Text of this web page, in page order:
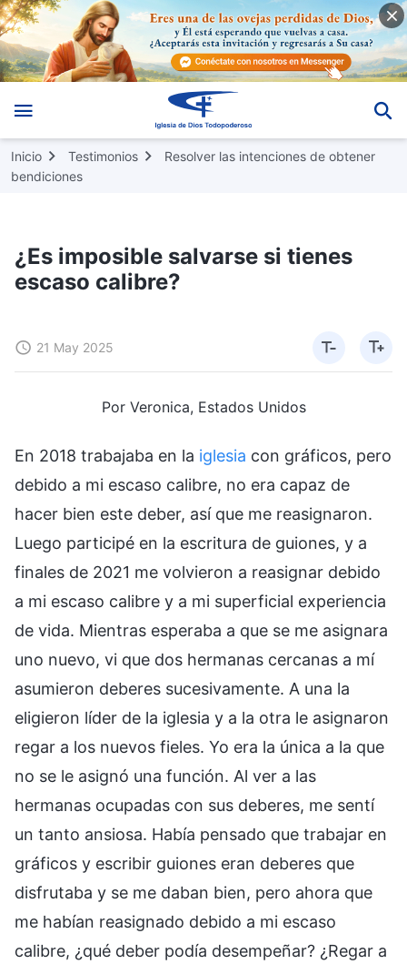
Inicio Testimonios
Resolver las intenciones de obtener
bendiciones
¿Es imposible salvarse si tienes
escaso calibre?
21 May 2025
Por Veronica, Estados Unidos
En 2018 trabajaba en la iglesia con gráficos, pero
debido a mi escaso calibre, no era capaz de
hacer bien este deber, así que me reasignaron.
Luego participé en la escritura de guiones, y a
finales de 2021 me volvieron a reasignar debido
a mi escaso calibre y a mi superficial experiencia
de vida. Mientras esperaba a que se me asignara
uno nuevo, vi que dos hermanas cercanas a mí
asumieron deberes sucesivamente. A una la
eligieron líder de la iglesia y a la otra le asignaron
regar a los nuevos fieles. Yo era la única a la que
no se le asignó una función. Al ver a las
hermanas ocupadas con sus deberes, me sentí
un tanto ansiosa. Había pensado que trabajar en
gráficos y escribir guiones eran deberes que
disfrutaba y se me daban bien, pero ahora que
me habían reasignado debido a mi escaso
calibre, ¿qué deber podía desempeñar? ¿Regar a